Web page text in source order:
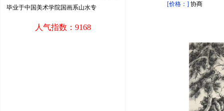
毕业于中国美术学院国画系山水专
人气指数：9168
[价格：] 协商